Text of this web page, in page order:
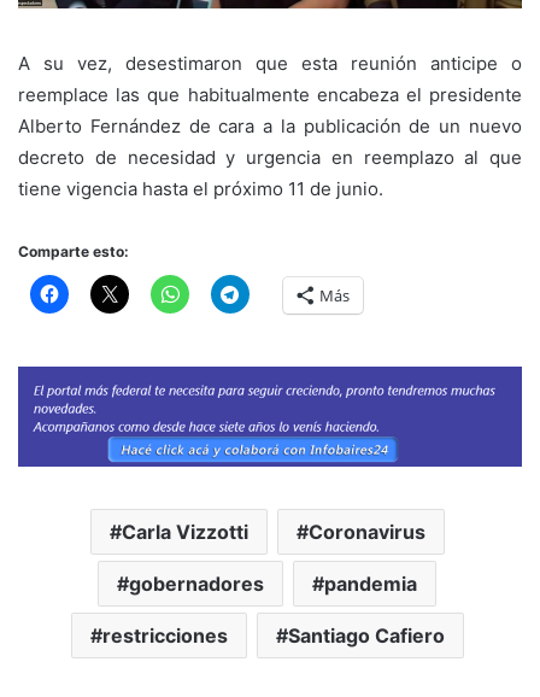
A su vez, desestimaron que esta reunión anticipe o
reemplace las que habitualmente encabeza el presidente
Alberto Fernández de cara a la publicación de un nuevo
decreto de necesidad y urgencia en reemplazo al que
tiene vigencia hasta el próximo 11 de junio.
Comparte esto:
Más
Carla Vizzotti Coronavirus
gobernadores pandemia
restricciones Santiago Cafiero